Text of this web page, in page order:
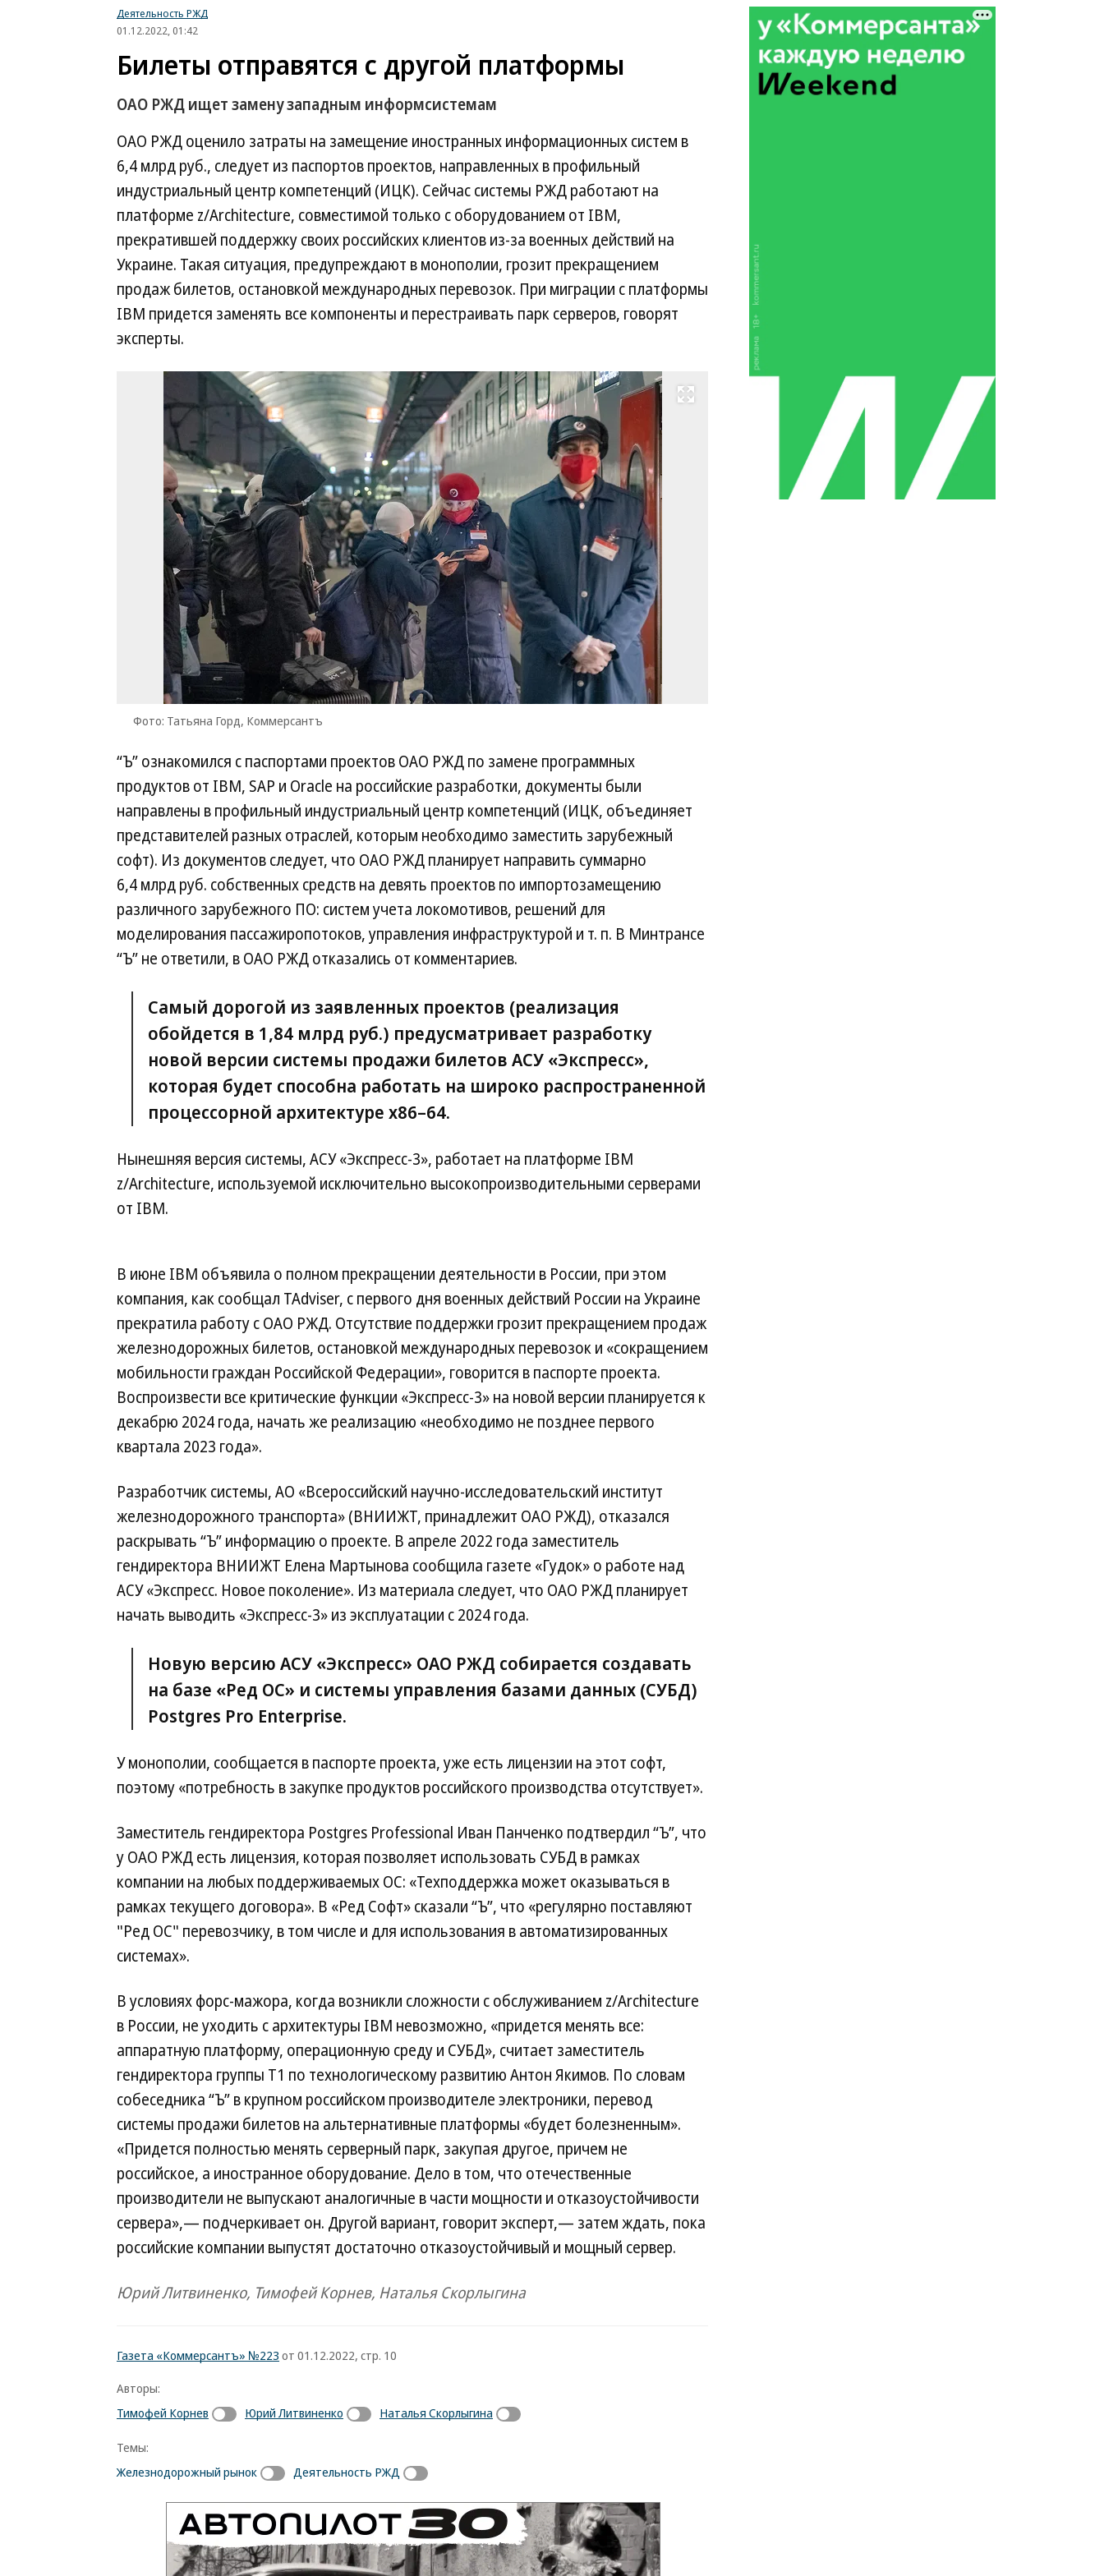
Деятельность РЖД
01.12.2022, 01:42
Билеты отправятся с другой платформы
ОАО РЖД ищет замену западным информсистемам
ОАО РЖД оценило затраты на замещение иностранных информационных систем в
6,4 млрд руб., следует из паспортов проектов, направленных в профильный
индустриальный центр компетенций (ИЦК). Сейчас системы РЖД работают на
платформе z/Architecture, совместимой только с оборудованием от IBM,
прекратившей поддержку своих российских клиентов из-за военных действий на
Украине. Такая ситуация, предупреждают в монополии, грозит прекращением
продаж билетов, остановкой международных перевозок. При миграции с платформы
IBM придется заменять все компоненты и перестраивать парк серверов, говорят
эксперты.
Развернуть на весь экран
Фото: Татьяна Горд, Коммерсантъ
Коммерсантъ
“Ъ” ознакомился с паспортами проектов ОАО РЖД по замене программных
продуктов от IBM, SAP и Oracle на российские разработки, документы были
направлены в профильный индустриальный центр компетенций (ИЦК, объединяет
представителей разных отраслей, которым необходимо заместить зарубежный
софт). Из документов следует, что ОАО РЖД планирует направить суммарно
6,4 млрд руб. собственных средств на девять проектов по импортозамещению
различного зарубежного ПО: систем учета локомотивов, решений для
моделирования пассажиропотоков, управления инфраструктурой и т. п. В Минтрансе
“Ъ” не ответили, в ОАО РЖД отказались от комментариев.
Самый дорогой из заявленных проектов (реализация
обойдется в 1,84 млрд руб.) предусматривает разработку
новой версии системы продажи билетов АСУ «Экспресс»,
которая будет способна работать на широко распространенной
процессорной архитектуре x86–64.
Нынешняя версия системы, АСУ «Экспресс-3», работает на платформе IBM
z/Architecture, используемой исключительно высокопроизводительными серверами
от IBM.
В июне IBM объявила о полном прекращении деятельности в России, при этом
компания, как сообщал TAdviser, с первого дня военных действий России на Украине
прекратила работу с ОАО РЖД. Отсутствие поддержки грозит прекращением продаж
железнодорожных билетов, остановкой международных перевозок и «сокращением
мобильности граждан Российской Федерации», говорится в паспорте проекта.
Воспроизвести все критические функции «Экспресс-3» на новой версии планируется к
декабрю 2024 года, начать же реализацию «необходимо не позднее первого
квартала 2023 года».
Разработчик системы, АО «Всероссийский научно-исследовательский институт
железнодорожного транспорта» (ВНИИЖТ, принадлежит ОАО РЖД), отказался
раскрывать “Ъ” информацию о проекте. В апреле 2022 года заместитель
гендиректора ВНИИЖТ Елена Мартынова сообщила газете «Гудок» о работе над
АСУ «Экспресс. Новое поколение». Из материала следует, что ОАО РЖД планирует
начать выводить «Экспресс-3» из эксплуатации с 2024 года.
Новую версию АСУ «Экспресс» ОАО РЖД собирается создавать
на базе «Ред ОС» и системы управления базами данных (СУБД)
Postgres Pro Enterprise.
У монополии, сообщается в паспорте проекта, уже есть лицензии на этот софт,
поэтому «потребность в закупке продуктов российского производства отсутствует».
Заместитель гендиректора Postgres Professional Иван Панченко подтвердил “Ъ”, что
у ОАО РЖД есть лицензия, которая позволяет использовать СУБД в рамках
компании на любых поддерживаемых ОС: «Техподдержка может оказываться в
рамках текущего договора». В «Ред Софт» сказали “Ъ”, что «регулярно поставляют
"Ред ОС" перевозчику, в том числе и для использования в автоматизированных
системах».
В условиях форс-мажора, когда возникли сложности с обслуживанием z/Architecture
в России, не уходить с архитектуры IBM невозможно, «придется менять все:
аппаратную платформу, операционную среду и СУБД», считает заместитель
гендиректора группы T1 по технологическому развитию Антон Якимов. По словам
собеседника “Ъ” в крупном российском производителе электроники, перевод
системы продажи билетов на альтернативные платформы «будет болезненным».
«Придется полностью менять серверный парк, закупая другое, причем не
российское, а иностранное оборудование. Дело в том, что отечественные
производители не выпускают аналогичные в части мощности и отказоустойчивости
сервера»,— подчеркивает он. Другой вариант, говорит эксперт,— затем ждать, пока
российские компании выпустят достаточно отказоустойчивый и мощный сервер.
Юрий Литвиненко, Тимофей Корнев, Наталья Скорлыгина
Газета «Коммерсантъ» №223 от 01.12.2022, стр. 10
Авторы:
Тимофей Корнев
Юрий Литвиненко Наталья Скорлыгина
Темы:
Железнодорожный рынок
Деятельность РЖД